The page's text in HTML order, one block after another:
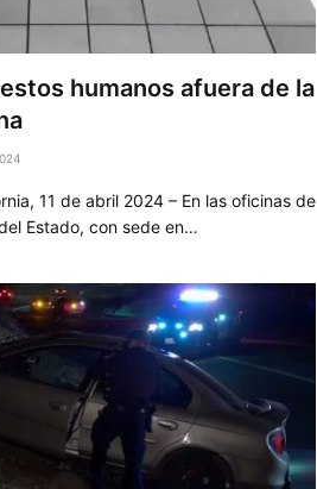
humanos afuera de la
11 de abril 2024 – En las oficinas de
Estado, con sede en…